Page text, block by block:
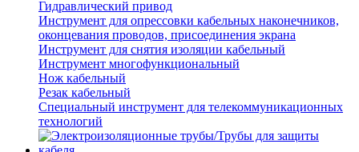
Гидравлический привод
Инструмент для опрессовки кабельных наконечников,
оконцевания проводов, присоединения экрана
Инструмент для снятия изоляции кабельный
Инструмент многофункциональный
Нож кабельный
Резак кабельный
Специальный инструмент для телекоммуникационных
технологий